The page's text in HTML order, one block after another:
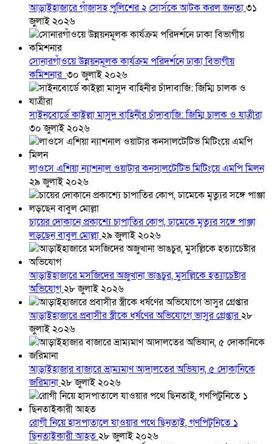
আড়াইহাজারে গাঁজাসহ পুলিশের ২ সোর্সকে আটক করল জনতা৩১
জুলাই ২০২৬
সোনারগাঁওয়ে উন্নয়নমূলক কার্যক্রম পরিদর্শনে ঢাকা বিভাগীয়
কমিশনার ৩০ জুলাই ২০২৬
সাইনবোর্ডে কাইল্লা মাসুদ বাহিনীর চাঁদাবাজি: জিম্মি চালক ও যাত্রীরা
৩০ জুলাই ২০২৬
লাওসে এশিয়া ন্যাশনাল ওয়াটার কনসালটেটিভ মিটিংয়ে এমপি মিলন
২৯ জুলাই ২০২৬
চায়ের দোকানে প্রকাশ্যে চাপাতির কোপ, ঢামেকে মৃত্যুর সঙ্গে পাঞ্জা
লড়ছেন বাবুল মোল্লা২৯ জুলাই ২০২৬
আড়াইহাজারে মস‌জি‌দের অজুখানা ভাঙচুর, মুসল্লিকে হত্যাচেষ্টার
অভিযোগ২৮ জুলাই ২০২৬
আড়াইহাজারে প্রবাসীর স্ত্রীকে ধর্ষণের অভিযোগে ভাসুর গ্রেপ্তার২৮
জুলাই ২০২৬
আড়াইহাজার বাজারে ভ্রাম্যমাণ আদালতের অভিযান, ৫ দোকানিকে
জরিমানা২৮ জুলাই ২০২৬
রোগী নিয়ে হাসপাতালে যাওয়ার পথে ছিনতাই, গণপিটুনিতে ১
ছিনতাইকারী আহত২৮ জুলাই ২০২৬